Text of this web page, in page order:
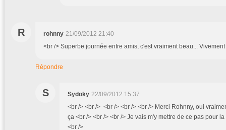
R rohnny 21/09/2012 21:40
<br /> Superbe journée entre amis, c'est vraiment beau...
Répondre
S Sydoky 22/09/2012 15:37
<br /> <br /> <br /> <br /> <br /> Merci Rohnny, oui
ça <br /> <br /> <br /> Je vais m'y mettre de ce pas pour
<br />